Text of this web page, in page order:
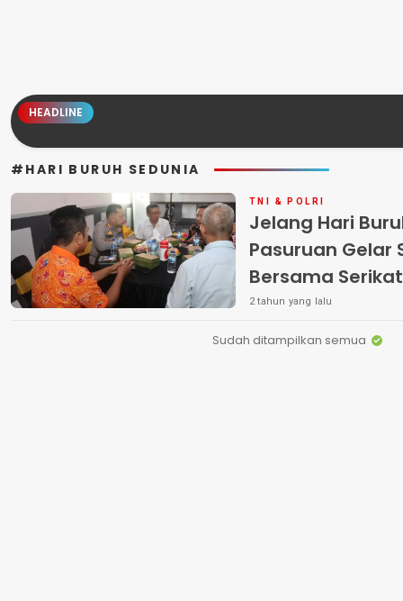
HEADLINE
#HARI BURUH SEDUNIA
TNI & POLRI
Jelang Hari
Pasuruan Gelar
Bersama
Kabupaten
2 tahun yang lalu
Sudah ditampilkan semua